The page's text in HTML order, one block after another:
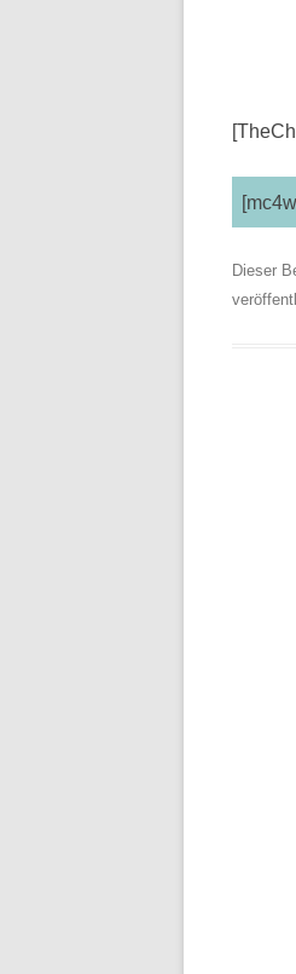
Dieser